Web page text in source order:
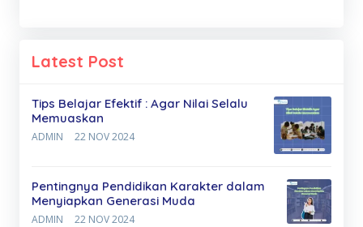
Latest Post
Tips Belajar Efektif : Agar Nilai Selalu
Memuaskan
ADMIN 22 NOV 2024
Pentingnya Pendidikan Karakter dalam
Menyiapkan Generasi Muda
ADMIN 22 NOV 2024